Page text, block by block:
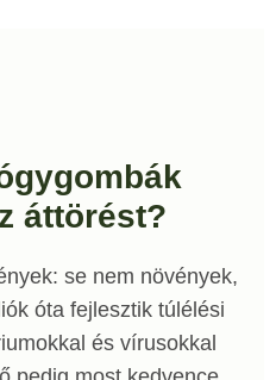
áttörést?
se nem növények,
óta fejlesztik túlélési
és vírusokkal